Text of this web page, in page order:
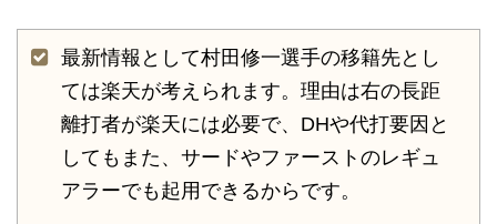
最新情報として村田修一選手の移籍先とし
ては楽天が考えられます。理由は右の長距
離打者が楽天には必要で、DHや代打要因と
してもまた、サードやファーストのレギュ
アラーでも起用できるからです。